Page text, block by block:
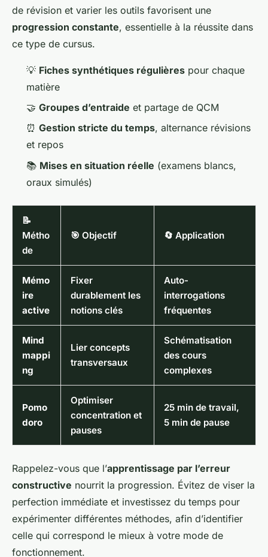
de révision et varier les outils favorisent une
progression constante, essentielle à la réussite dans
ce type de cursus.
💡 Fiches synthétiques régulières pour chaque
matière
🤝 Groupes d’entraide et partage de QCM
⏰ Gestion stricte du temps, alternance révisions
et repos
📚 Mises en situation réelle (examens blancs,
oraux simulés)
📝
Métho
de
🎯 Objectif 🔄 Application
Mémo
ire
active
Fixer
durablement les
notions clés
Auto-
interrogations
fréquentes
Mind
mappi
ng
Lier concepts
transversaux
Schématisation
des cours
complexes
Pomo
doro
Optimiser
concentration et
pauses
25 min de travail,
5 min de pause
Rappelez-vous que l’apprentissage par l’erreur
constructive nourrit la progression. Évitez de viser la
perfection immédiate et investissez du temps pour
expérimenter différentes méthodes, afin d’identifier
celle qui correspond le mieux à votre mode de
fonctionnement.